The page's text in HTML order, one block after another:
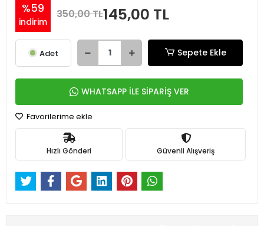
%59
indirim
350,00 TL145,00 TL
Adet Sepete Ekle
WHATSAPP İLE SİPARİŞ VER
Favorilerime ekle
Hızlı Gönderi Güvenli Alışveriş